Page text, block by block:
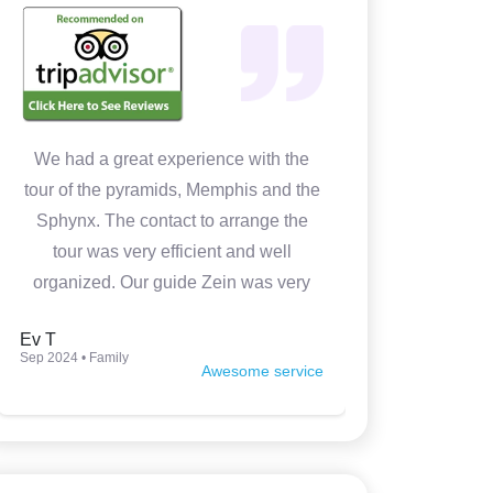
We had a great experience with the
tour of the pyramids, Memphis and the
Sphynx. The contact to arrange the
tour was very efficient and well
organized. Our guide Zein was very
tour very interesting. Thank you so
Ev T
Sep 2024 • Family
Awesome service